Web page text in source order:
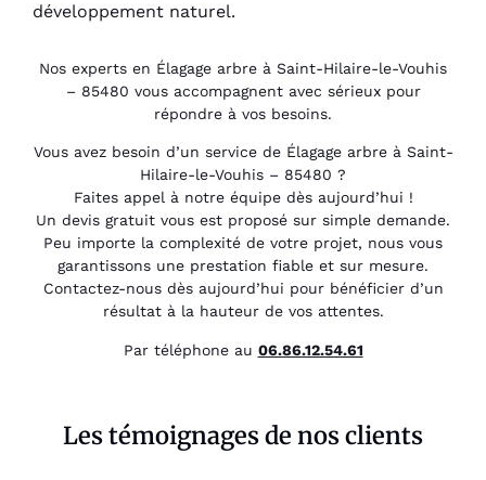
développement naturel.
Nos experts en Élagage arbre à Saint-Hilaire-le-Vouhis
– 85480 vous accompagnent avec sérieux pour
répondre à vos besoins.
Vous avez besoin d’un service de Élagage arbre à Saint-
Hilaire-le-Vouhis – 85480 ?
Faites appel à notre équipe dès aujourd’hui !
Un devis gratuit vous est proposé sur simple demande.
Peu importe la complexité de votre projet, nous vous
garantissons une prestation fiable et sur mesure.
Contactez-nous dès aujourd’hui pour bénéficier d’un
résultat à la hauteur de vos attentes.
Par téléphone au 06.86.12.54.61
Les témoignages de nos clients